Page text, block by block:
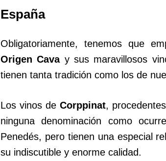
España
Obligatoriamente, tenemos que
Origen Cavay sus maravillosos
tienen tanta tradición como los de
Los vinos de Corppinat,
ninguna denominación como
Penedés, pero tienen una especial
su indiscutible y enorme calidad.